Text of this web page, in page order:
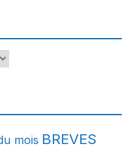
mois BREVES